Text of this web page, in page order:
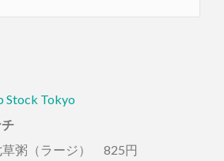
Stock Tokyo
草粥（ラージ） 825円